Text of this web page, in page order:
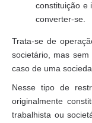
constituição e
converter-se.
Trata-se de
societário, mas
caso de uma
Nesse tipo de
originalmente
trabalhista ou